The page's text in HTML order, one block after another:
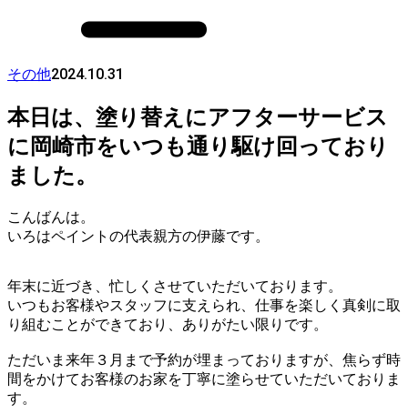
その他2024.10.31
本日は、塗り替えにアフターサービス
に岡崎市をいつも通り駆け回っており
ました。
こんばんは。
いろはペイントの代表親方の伊藤です。
年末に近づき、忙しくさせていただいております。
いつもお客様やスタッフに支えられ、仕事を楽しく真剣に取
り組むことができており、ありがたい限りです。
ただいま来年３月まで予約が埋まっておりますが、焦らず時
間をかけてお客様のお家を丁寧に塗らせていただいておりま
す。